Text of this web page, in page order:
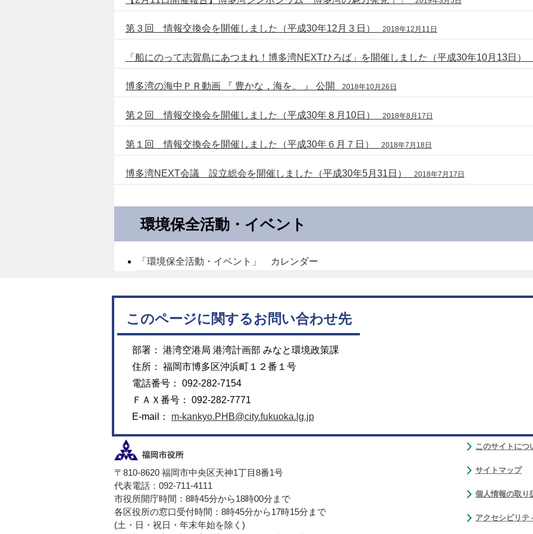
第３回 情報交換会を開催しました（平成30年12月３日） 2018年12月11日
「船にのって志賀島にあつまれ！博多湾NEXTひろば」を開催しました（平成30年10月13日）
博多湾の海中ＰＲ動画 『 豊かな，海を。 』 公開 2018年10月26日
第２回 情報交換会を開催しました（平成30年８月10日） 2018年8月17日
第１回 情報交換会を開催しました（平成30年６月７日） 2018年7月18日
博多湾NEXT会議 設立総会を開催しました（平成30年5月31日） 2018年7月17日
環境保全活動・イベント
「環境保全活動・イベント」 カレンダー
このページに関するお問い合わせ先
部署： 港湾空港局 港湾計画部 みなと環境政策課
住所： 福岡市博多区沖浜町１２番１号
電話番号： 092-282-7154
ＦＡＸ番号： 092-282-7771
E-mail： m-kankyo.PHB@city.fukuoka.lg.jp
〒810-8620 福岡市中央区天神1丁目8番1号
代表電話：092-711-4111
市役所開庁時間：8時45分から18時00分まで
各区役所の窓口受付時間：8時45分から17時15分まで
(土・日・祝日・年末年始を除く)
このサイトにつ
サイトマップ
個人情報の取り
アクセシビリテ